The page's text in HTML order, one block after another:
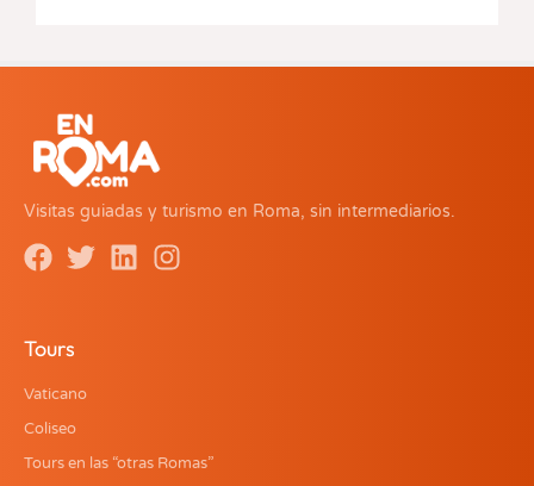
Visitas guiadas y turismo en Roma, sin intermediarios.
Tours
Vaticano
Coliseo
Tours en las “otras Romas”